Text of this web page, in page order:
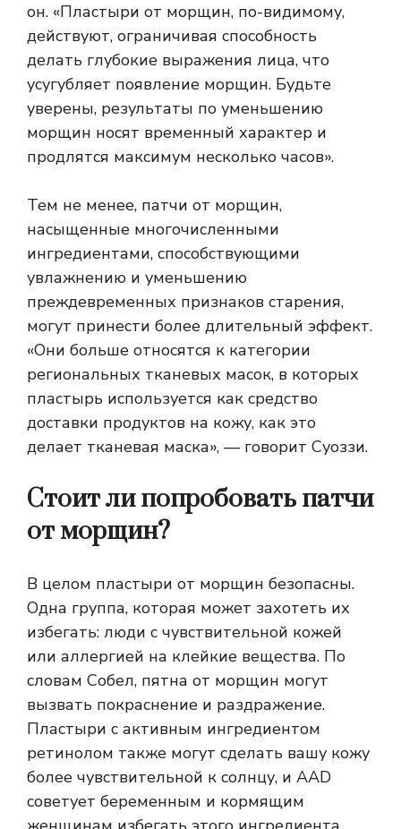
он. «Пластыри от морщин, по-видимому,
действуют, ограничивая способность
делать глубокие выражения лица, что
усугубляет появление морщин. Будьте
уверены, результаты по уменьшению
морщин носят временный характер и
продлятся максимум несколько часов».
Тем не менее, патчи от морщин,
насыщенные многочисленными
ингредиентами, способствующими
увлажнению и уменьшению
преждевременных признаков старения,
могут принести более длительный эффект.
«Они больше относятся к категории
региональных тканевых масок, в которых
пластырь используется как средство
доставки продуктов на кожу, как это
делает тканевая маска», — говорит Суоззи.
Стоит ли попробовать патчи
от морщин?
В целом пластыри от морщин безопасны.
Одна группа, которая может захотеть их
избегать: люди с чувствительной кожей
или аллергией на клейкие вещества. По
словам Собел, пятна от морщин могут
вызвать покраснение и раздражение.
Пластыри с активным ингредиентом
ретинолом также могут сделать вашу кожу
более чувствительной к солнцу, и AAD
советует беременным и кормящим